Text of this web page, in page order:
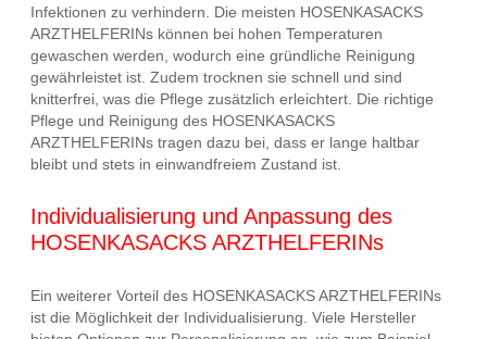
Infektionen zu verhindern. Die meisten HOSENKASACKS
ARZTHELFERINs können bei hohen Temperaturen
gewaschen werden, wodurch eine gründliche Reinigung
gewährleistet ist. Zudem trocknen sie schnell und sind
knitterfrei, was die Pflege zusätzlich erleichtert. Die richtige
Pflege und Reinigung des HOSENKASACKS
ARZTHELFERINs tragen dazu bei, dass er lange haltbar
bleibt und stets in einwandfreiem Zustand ist.
Individualisierung und Anpassung des
HOSENKASACKS ARZTHELFERINs
Ein weiterer Vorteil des HOSENKASACKS ARZTHELFERINs
ist die Möglichkeit der Individualisierung. Viele Hersteller